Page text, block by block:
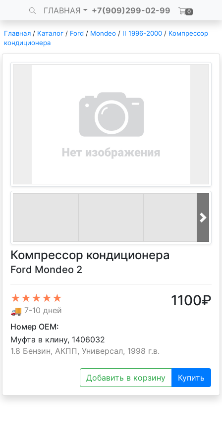
ГЛАВНАЯ +7(909)299-02-99 0
Главная / Каталог / Ford / Mondeo / II 1996-2000 / Компрессор
кондиционера
Компрессор кондиционера
Ford Mondeo 2
★★★★★
🚚 7-10 дней
1100₽
Номер OEM:
Муфта в клину, 1406032
1.8 Бензин, АКПП, Универсал, 1998 г.в.
Добавить в корзину Купить